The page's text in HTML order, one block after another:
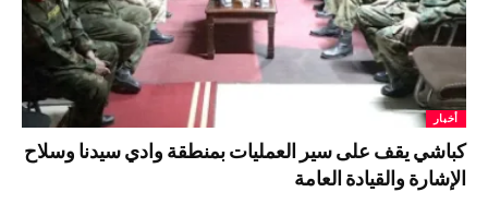
أخبار
كباشي يقف على سير العمليات بمنطقة وادي سيدنا وسلاح
الإشارة والقيادة العامة